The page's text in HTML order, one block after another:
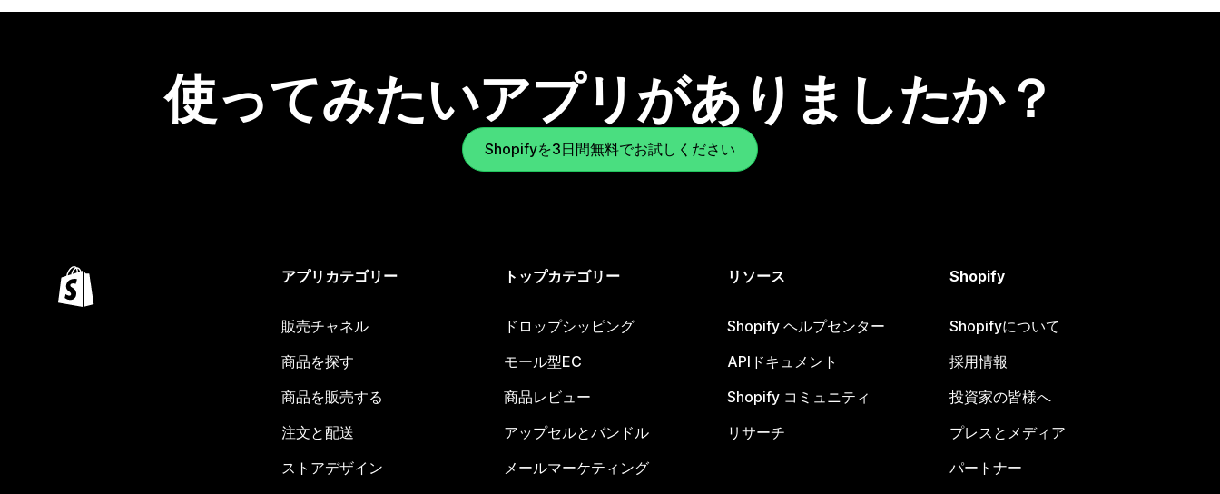
使ってみたいアプリがありましたか？
Shopifyを3日間無料でお試しください
アプリカテゴリー
販売チャネル
商品を探す
商品を販売する
注文と配送
ストアデザイン
トップカテゴリー
ドロップシッピング
モール型EC
商品レビュー
アップセルとバンドル
メールマーケティング
リソース
Shopify ヘルプセンター
APIドキュメント
Shopify コミュニティ
リサーチ
Shopify
Shopifyについて
採用情報
投資家の皆様へ
プレスとメディア
パートナー